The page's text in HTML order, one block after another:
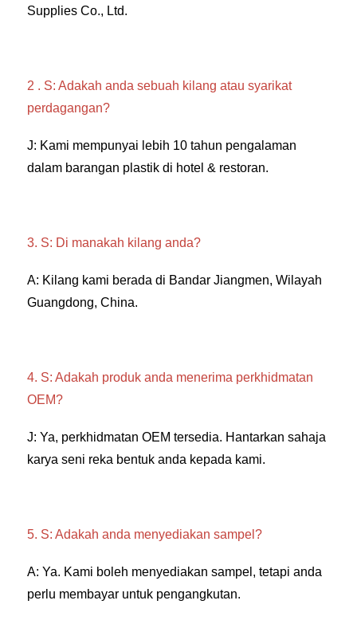
Supplies Co., Ltd.
2 . S: Adakah anda sebuah kilang atau syarikat
perdagangan?
J: Kami mempunyai lebih 10 tahun pengalaman
dalam barangan plastik di hotel & restoran.
3. S: Di manakah kilang anda?
A: Kilang kami berada di Bandar Jiangmen, Wilayah
Guangdong, China.
4. S: Adakah produk anda menerima perkhidmatan
OEM?
J: Ya, perkhidmatan OEM tersedia. Hantarkan sahaja
karya seni reka bentuk anda kepada kami.
5. S: Adakah anda menyediakan sampel?
A: Ya. Kami boleh menyediakan sampel, tetapi anda
perlu membayar untuk pengangkutan.